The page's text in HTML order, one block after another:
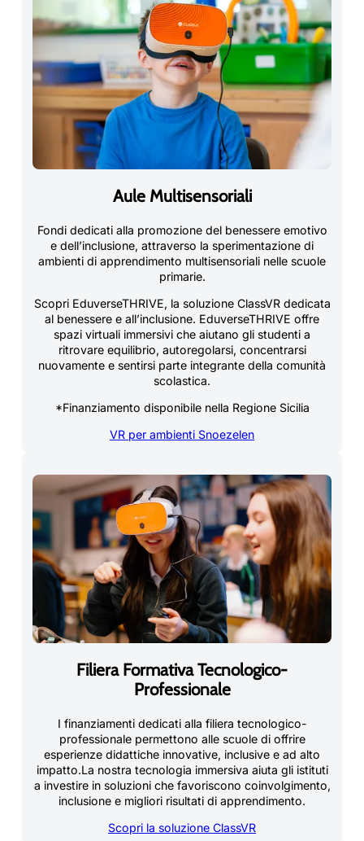
Aule Multisensoriali
Fondi dedicati alla promozione del benessere emotivo
e dell’inclusione, attraverso la sperimentazione di
ambienti di apprendimento multisensoriali nelle scuole
primarie.
Scopri EduverseTHRIVE, la soluzione ClassVR dedicata
al benessere e all’inclusione. EduverseTHRIVE offre
spazi virtuali immersivi che aiutano gli studenti a
ritrovare equilibrio, autoregolarsi, concentrarsi
nuovamente e sentirsi parte integrante della comunità
scolastica.
*Finanziamento disponibile nella Regione Sicilia
VR per ambienti Snoezelen
Filiera Formativa Tecnologico-
Professionale
I finanziamenti dedicati alla filiera tecnologico-
professionale permettono alle scuole di offrire
esperienze didattiche innovative, inclusive e ad alto
impatto.La nostra tecnologia immersiva aiuta gli istituti
a investire in soluzioni che favoriscono coinvolgimento,
inclusione e migliori risultati di apprendimento.
Scopri la soluzione ClassVR